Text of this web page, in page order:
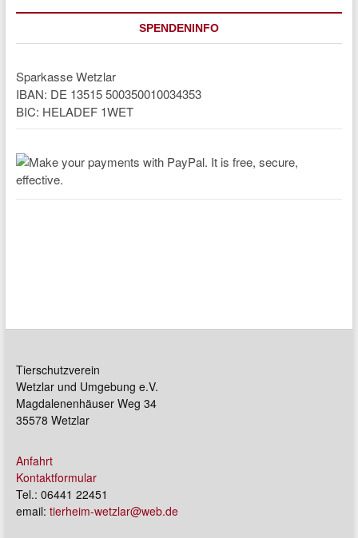
SPENDENINFO
Sparkasse Wetzlar
IBAN: DE 13515 500350010034353
BIC: HELADEF 1WET
Tierschutzverein
Wetzlar und Umgebung e.V.
Magdalenenhäuser Weg 34
35578 Wetzlar
Anfahrt
Kontaktformular
Tel.: 06441 22451
email: tierheim-wetzlar@web.de